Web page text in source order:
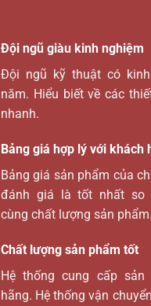
Đội ngũ giàu kinh nghiệm
Đội ngũ kỹ thuật có
năm. Hiểu biết về các
nhanh.
Bảng giá hợp lý với khách
Bảng giá sản phẩm của
đánh giá là tốt nhất so
cùng chất lượng sản phẩm.
Chất lượng sản phẩm tốt
Hệ thống cung cấp sản
hãng. Hệ thống vận